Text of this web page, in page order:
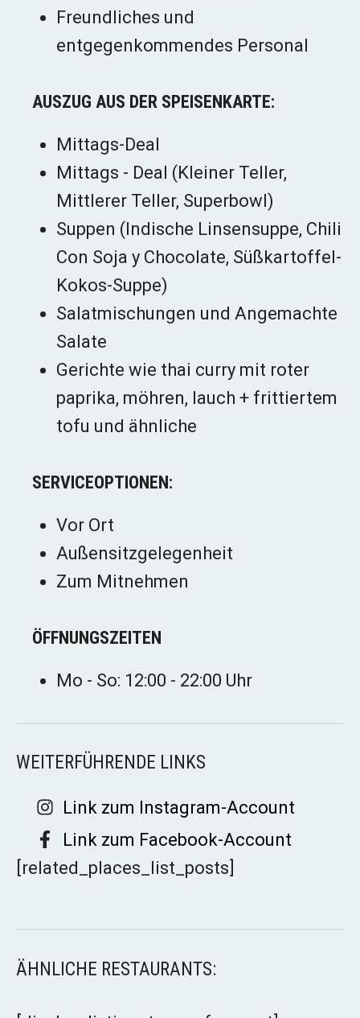
Freundliches und
entgegenkommendes Personal
AUSZUG AUS DER SPEISENKARTE:
Mittags-Deal
Mittags - Deal (Kleiner Teller,
Mittlerer Teller, Superbowl)
Suppen (Indische Linsensuppe, Chili
Con Soja y Chocolate, Süßkartoffel-
Kokos-Suppe)
Salatmischungen und Angemachte
Salate
Gerichte wie thai curry mit roter
paprika, möhren, lauch + frittiertem
tofu und ähnliche
SERVICEOPTIONEN:
Vor Ort
Außensitzgelegenheit
Zum Mitnehmen
ÖFFNUNGSZEITEN
Mo - So: 12:00 - 22:00 Uhr
WEITERFÜHRENDE LINKS
Link zum Instagram-Account
Link zum Facebook-Account
[related_places_list_posts]
ÄHNLICHE RESTAURANTS: